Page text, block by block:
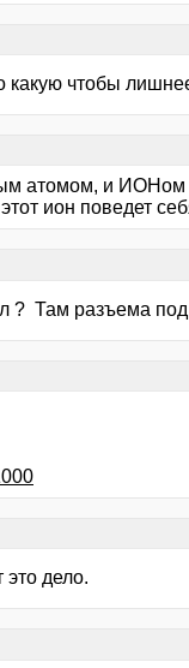
какую чтобы
атомом, и
ион поведет
? Там разъема
дело.